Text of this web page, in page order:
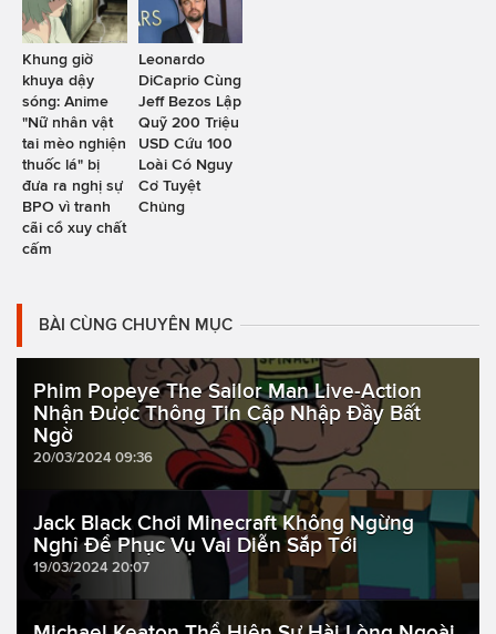
Khung giờ
khuya dậy
sóng: Anime
"Nữ nhân vật
tai mèo nghiện
thuốc lá" bị
đưa ra nghị sự
BPO vì tranh
cãi cổ xuy chất
cấm
Leonardo
DiCaprio Cùng
Jeff Bezos Lập
Quỹ 200 Triệu
USD Cứu 100
Loài Có Nguy
Cơ Tuyệt
Chủng
BÀI CÙNG CHUYÊN MỤC
Phim Popeye The Sailor Man Live-Action
Nhận Được Thông Tin Cập Nhập Đầy Bất
Ngờ
20/03/2024 09:36
Jack Black Chơi Minecraft Không Ngừng
Nghỉ Để Phục Vụ Vai Diễn Sắp Tới
19/03/2024 20:07